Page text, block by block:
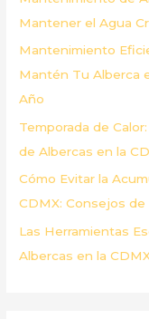
o
r
:
Mantener el Agua
Mantenimiento
Mantén Tu Alberca
Año
Temporada de
de Albercas en la
Cómo Evitar la
CDMX: Consejos
Las Herramientas
Albercas en la